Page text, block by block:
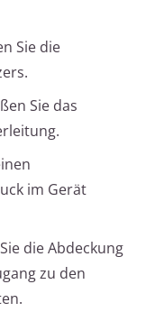
Sie die
Sie das
im Gerät
die Abdeckung
zu den